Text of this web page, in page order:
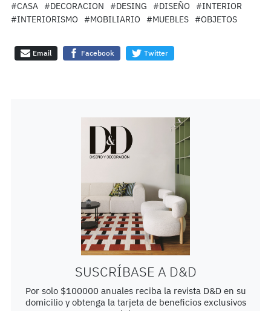
#CASA
#DECORACION #DESING #DISEÑO
#INTERIOR
#INTERIORISMO
#MOBILIARIO #MUEBLES #OBJETOS
Email Facebook Twitter
SUSCRÍBASE A D&D
Por solo $100000 anuales reciba la revista D&D en su
domicilio y obtenga la tarjeta de beneficios exclusivos